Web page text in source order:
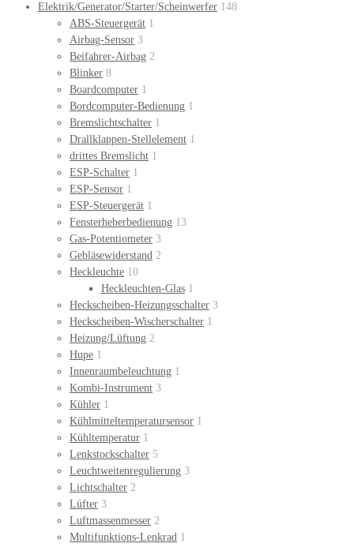
Elektrik/Generator/Starter/Scheinwerfer 148
ABS-Steuergerät 1
Airbag-Sensor 3
Beifahrer-Airbag 2
Blinker 8
Boardcomputer 1
Bordcomputer-Bedienung 1
Bremslichtschalter 1
Drallklappen-Stellelement 1
drittes Bremslicht 1
ESP-Schalter 1
ESP-Sensor 1
ESP-Steuergerät 1
Fensterheberbedienung 13
Gas-Potentiometer 3
Gebläsewiderstand 2
Heckleuchte 10
Heckleuchten-Glas 1
Heckscheiben-Heizungsschalter 3
Heckscheiben-Wischerschalter 1
Heizung/Lüftung 2
Hupe 1
Innenraumbeleuchtung 1
Kombi-Instrument 3
Kühler 1
Kühlmitteltemperatursensor 1
Kühltemperatur 1
Lenkstockschalter 5
Leuchtweitenregulierung 3
Lichtschalter 2
Lüfter 3
Luftmassenmesser 2
Multifunktions-Lenkrad 1